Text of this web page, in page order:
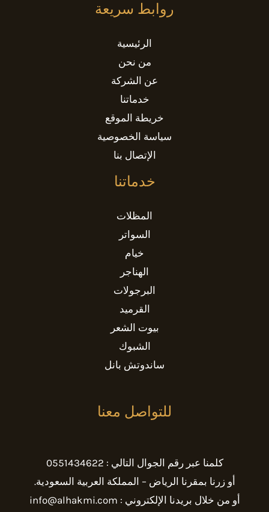
روابط سريعة
الرئيسية
من نحن
عن الشركة
خدماتنا
خريطة الموقع
سياسة الخصوصية
الإتصال بنا
خدماتنا
المظلات
السواتر
خيام
الهناجر
البرجولات
القرميد
بيوت الشعر
الشبوك
ساندوتش بانل
للتواصل معنا
كلمنا عبر رقم الجوال التالي : 0551434622
أو زرنا بمقرنا الرياض – المملكة العربية السعودية.
أو من خلال بريدنا الإلكتروني : info@alhakmi.com